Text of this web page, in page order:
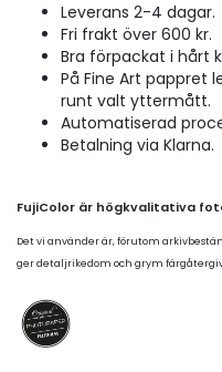
Leverans 2-4 dagar.
Fri frakt över 600 kr.
Bra förpackat i hårt
På Fine Art pappret
runt valt yttermått.
Automatiserad
Betalning via Klarna.
FujiColor är högkvalitativa
Det vi använder är, förutom
ger detaljrikedom och grym